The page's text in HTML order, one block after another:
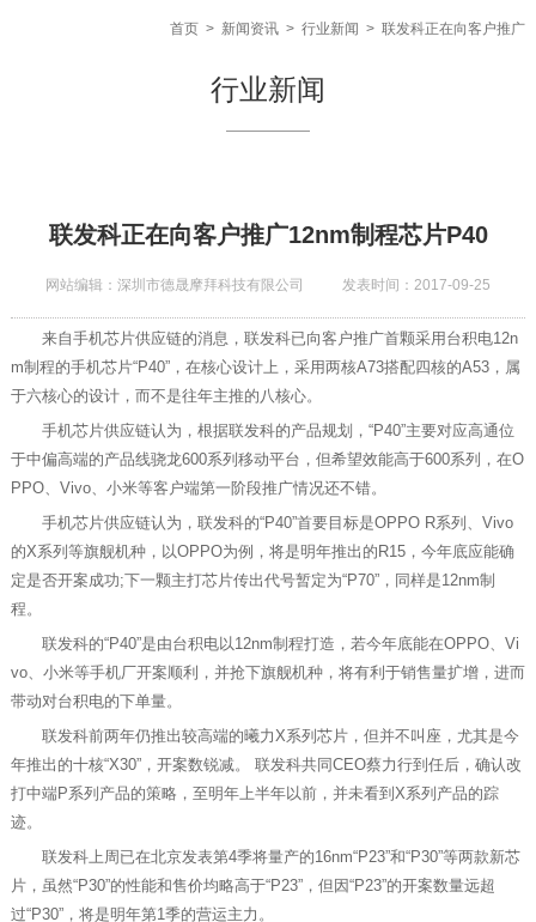
首页 > 新闻资讯 > 行业新闻 > 联发科正在向客户推广
行业新闻
联发科正在向客户推广12nm制程芯片P40
网站编辑：深圳市德晟摩拜科技有限公司 发表时间：2017-09-25
来自手机芯片供应链的消息，联发科已向客户推广首颗采用台积电12n
m制程的手机芯片“P40”，在核心设计上，采用两核A73搭配四核的A53，属
于六核心的设计，而不是往年主推的八核心。
手机芯片供应链认为，根据联发科的产品规划，“P40”主要对应高通位
于中偏高端的产品线骁龙600系列移动平台，但希望效能高于600系列，在O
PPO、Vivo、小米等客户端第一阶段推广情况还不错。
手机芯片供应链认为，联发科的“P40”首要目标是OPPO R系列、Vivo
的X系列等旗舰机种，以OPPO为例，将是明年推出的R15，今年底应能确
定是否开案成功;下一颗主打芯片传出代号暂定为“P70”，同样是12nm制
程。
联发科的“P40”是由台积电以12nm制程打造，若今年底能在OPPO、Vi
vo、小米等手机厂开案顺利，并抢下旗舰机种，将有利于销售量扩增，进而
带动对台积电的下单量。
联发科前两年仍推出较高端的曦力X系列芯片，但并不叫座，尤其是今
年推出的十核“X30”，开案数锐减。 联发科共同CEO蔡力行到任后，确认改
打中端P系列产品的策略，至明年上半年以前，并未看到X系列产品的踪
迹。
联发科上周已在北京发表第4季将量产的16nm“P23”和“P30”等两款新芯
片，虽然“P30”的性能和售价均略高于“P23”，但因“P23”的开案数量远超
过“P30”，将是明年第1季的营运主力。